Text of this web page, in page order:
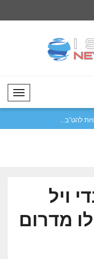
Mobil Menü
להט"ב ..
ויל
מדרום